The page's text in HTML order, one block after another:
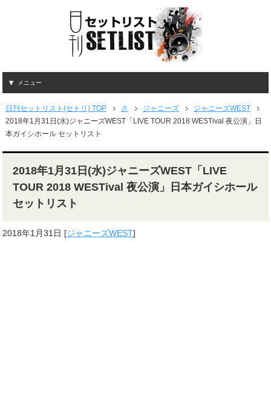
メニュー
日刊セットリスト(セトリ) TOP さ ジャニーズ
ジャニーズWEST
2018年1月31日(水)ジャニーズWEST「LIVE TOUR 2018 WESTival 夜公演」日
本ガイシホール セットリスト
2018年1月31日(水)ジャニーズWEST「LIVE
TOUR 2018 WESTival 夜公演」日本ガイシホール
セットリスト
2018年1月31日 [ジャニーズWEST]